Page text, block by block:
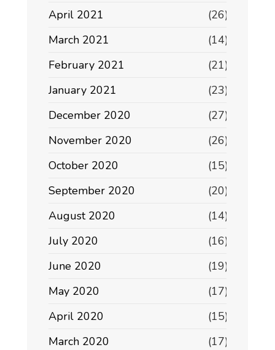
April 2021
(26)
March 2021
(14)
February 2021
(21)
January 2021
(23)
December 2020
(27)
November 2020
(26)
October 2020
(15)
September 2020
(20)
August 2020
(14)
July 2020
(16)
June 2020
(19)
May 2020
(17)
April 2020
(15)
March 2020
(17)